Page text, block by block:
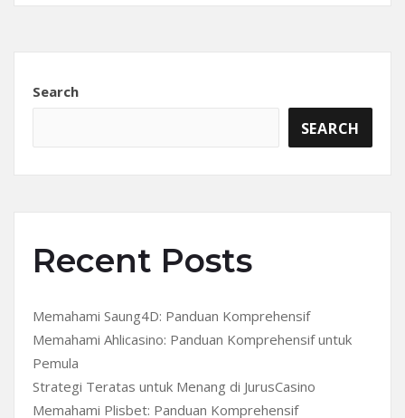
Search
SEARCH
Recent Posts
Memahami Saung4D: Panduan Komprehensif
Memahami Ahlicasino: Panduan Komprehensif untuk
Pemula
Strategi Teratas untuk Menang di JurusCasino
Memahami Plisbet: Panduan Komprehensif